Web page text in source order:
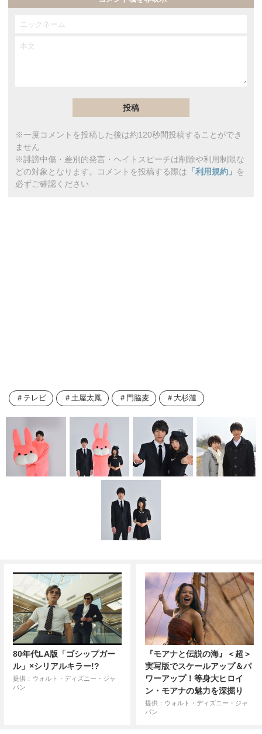
※一度コメントを投稿した後は約120秒間投稿することができ
ません
※誹謗中傷・差別的発言・ヘイトスピーチは削除や利用制限な
どの対象となります。コメントを投稿する際は 「利用規約」 を
必ずご確認ください
テレビ 土屋太鳳 門脇麦 大杉漣
80年代LA版「ゴシップガー
ル」×シリアルキラー!?
提供：ウォルト・ディズニー・ジャ
パン
『モアナと伝説の海』＜超＞
実写版でスケールアップ＆パ
ワーアップ！等身大ヒロイ
ン・モアナの魅力を深掘り
提供：ウォルト・ディズニー・ジャ
パン